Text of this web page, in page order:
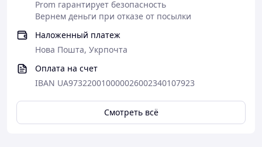
Prom гарантирует безопасность
Вернем деньги при отказе от посылки
Наложенный платеж
Нова Пошта, Укрпочта
Оплата на счет
IBAN UA973220010000026002340107923
Смотреть всё